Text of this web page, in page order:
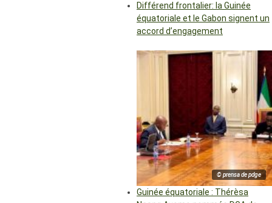
Différend frontalier: la Guinée
équatoriale et le Gabon signent un
accord d’engagement
© prensa de pdge
Guinée équatoriale : Thérèsa